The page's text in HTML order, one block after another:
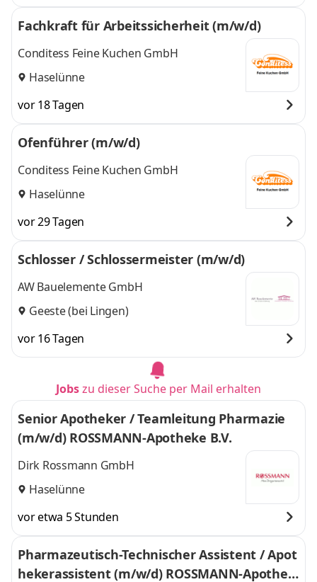
Fachkraft für Arbeitssicherheit (m/w/d)
Conditess Feine Kuchen GmbH
Haselünne
vor 18 Tagen
Ofenführer (m/w/d)
Conditess Feine Kuchen GmbH
Haselünne
vor 29 Tagen
Schlosser / Schlossermeister (m/w/d)
AW Bauelemente GmbH
Geeste (bei Lingen)
vor 16 Tagen
Jobszu dieser Suche per Mail erhalten
Senior Apotheker / Teamleitung Pharmazie
(m/w/d) ROSSMANN-Apotheke B.V.
Dirk Rossmann GmbH
Haselünne
vor etwa 5 Stunden
Pharmazeutisch-Technischer Assistent / Apot
hekerassistent (m/w/d) ROSSMANN-Apothek